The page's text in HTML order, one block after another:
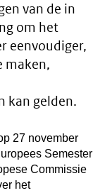
van de in
om het
eenvoudiger,
maken,
kan gelden.
27 november
Semester
Commissie
het